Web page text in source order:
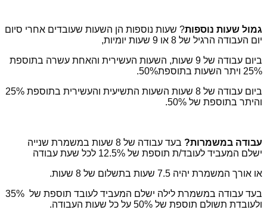
גמול שעות נוספות? שעות נוספות הן השעות שעובדים אחרי סיום
יום העבודה הרגיל של 8 או 9 שעות יומיות,
ביום עבודה של 9 שעות, השעות העשירית והאחת עשרה בתוספת
25% ויתר השעות בתוספת50%.
ביום עבודה של 8 שעות השעות התשיעית והעשירית בתוספת 25%
והיתר בתוספת של 50%.
עבודה במשמרות?
בעד עבודה של 8 שעות במשמרת שנייה
ישלם המעביד לעובד/ת תוספת של 12.5% לכל שעת עבודה
או אורך המשמרת יהיה 7.5 שעות בתשלום של 8 שעות.
בעד עבודה במשמרת לילה ישלם המעביד לעובד תוספת של 35%
ולעובדת תשולם תוספת של 50% על כל שעות העבודה.